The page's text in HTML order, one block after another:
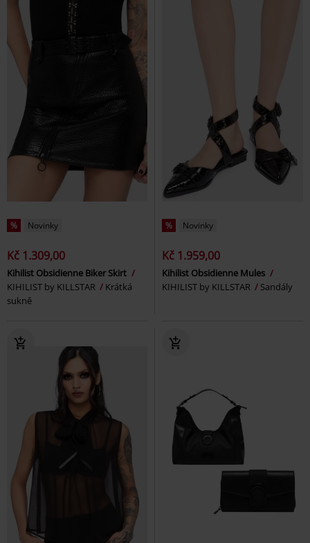
% Novinky
Kč 1.309,00
Kihilist Obsidienne Biker Skirt
KIHILIST by KILLSTAR
Krátká
sukně
% Novinky
Kč 1.959,00
Kihilist Obsidienne Mules
KIHILIST by KILLSTAR
Sandály